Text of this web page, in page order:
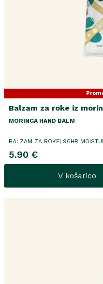
Balzam za roke iz
MORINGA HAND BALM
BALZAM ZA ROKE| 96HR
5.90 €
V košarico